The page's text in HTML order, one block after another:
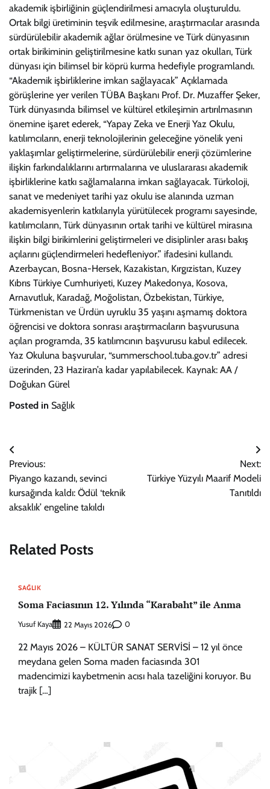
akademik işbirliğinin güçlendirilmesi amacıyla oluşturuldu.
Ortak bilgi üretiminin teşvik edilmesine, araştırmacılar arasında
sürdürülebilir akademik ağlar örülmesine ve Türk dünyasının
ortak birikiminin geliştirilmesine katkı sunan yaz okulları, Türk
dünyası için bilimsel bir köprü kurma hedefiyle programlandı.
“Akademik işbirliklerine imkan sağlayacak” Açıklamada
görüşlerine yer verilen TÜBA Başkanı Prof. Dr. Muzaffer Şeker,
Türk dünyasında bilimsel ve kültürel etkileşimin artırılmasının
önemine işaret ederek, “Yapay Zeka ve Enerji Yaz Okulu,
katılımcıların, enerji teknolojilerinin geleceğine yönelik yeni
yaklaşımlar geliştirmelerine, sürdürülebilir enerji çözümlerine
ilişkin farkındalıklarını artırmalarına ve uluslararası akademik
işbirliklerine katkı sağlamalarına imkan sağlayacak. Türkoloji,
sanat ve medeniyet tarihi yaz okulu ise alanında uzman
akademisyenlerin katkılarıyla yürütülecek programı sayesinde,
katılımcıların, Türk dünyasının ortak tarihi ve kültürel mirasına
ilişkin bilgi birikimlerini geliştirmeleri ve disiplinler arası bakış
açılarını güçlendirmeleri hedefleniyor.” ifadesini kullandı.
Azerbaycan, Bosna-Hersek, Kazakistan, Kırgızistan, Kuzey
Kıbrıs Türkiye Cumhuriyeti, Kuzey Makedonya, Kosova,
Arnavutluk, Karadağ, Moğolistan, Özbekistan, Türkiye,
Türkmenistan ve Ürdün uyruklu 35 yaşını aşmamış doktora
öğrencisi ve doktora sonrası araştırmacıların başvurusuna
açılan programda, 35 katılımcının başvurusu kabul edilecek.
Yaz Okuluna başvurular, “summerschool.tuba.gov.tr” adresi
üzerinden, 23 Haziran’a kadar yapılabilecek. Kaynak: AA /
Doğukan Gürel
Posted in Sağlık
Yazı
gezinmesi
Previous:
Piyango kazandı, sevinci
kursağında kaldı: Ödül ‘teknik
aksaklık’ engeline takıldı
Next:
Türkiye Yüzyılı Maarif Modeli
Tanıtıldı
Related Posts
SAĞLIK
Soma Faciasının 12. Yılında “Karabaht” ile Anma
Yusuf Kaya 22 Mayıs 2026 0
22 Mayıs 2026 – KÜLTÜR SANAT SERVİSİ – 12 yıl önce
meydana gelen Soma maden faciasında 301
madencimizi kaybetmenin acısı hala tazeliğini koruyor. Bu
trajik […]